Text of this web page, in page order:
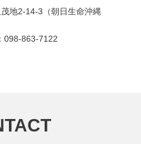
地2-14-3 （朝日生命沖縄
098-863-7122